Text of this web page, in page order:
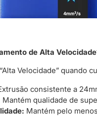
de Alta
Velocidade” quando
consistente a
Mantém qualidade de
Mantém pelo